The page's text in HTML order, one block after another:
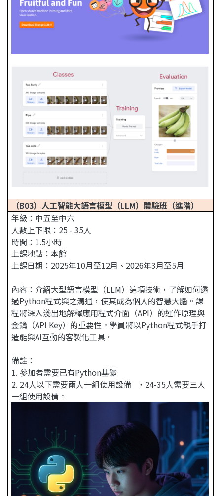
（B03）人工智能大語言模型（LLM）體驗班（進階）
年級：中五至中六
人數上下限：25 - 35人
時間：1.5小時
上課地點：本館
上課日期：2025年10月至12月、2026年3月至5月
內容：介紹大型語言模型（LLM）這項技術，了解如何透
過Python程式與之溝通，使其成為個人的智慧大腦。課
程將深入淺出地解釋應用程式介面（API）的運作原理與
金鑰（API Key）的重要性。學員將以Python程式親手打
造能與AI互動的客製化工具。
備註：
1. 參加者需要已有Python基礎
2. 24人以下需要兩人一組使用設備 ，24-35人需要三人
一組使用設備。